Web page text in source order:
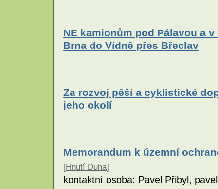
NE kamionům pod Pálavou a
Brna do Vídně přes Břeclav
Za rozvoj pěší a cyklistické
jeho okolí
Memorandum k územní
[Hnutí Duha]
kontaktní osoba: Pavel Přibyl,